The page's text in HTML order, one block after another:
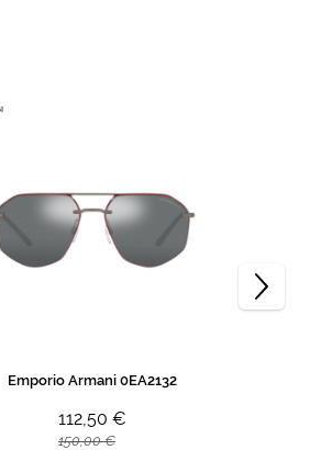
Emporio Armani 0EA2132
112,50 €
150,00 €